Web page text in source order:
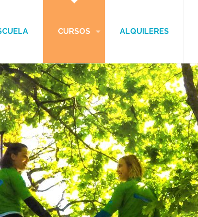
CURSOS ALQUILERES